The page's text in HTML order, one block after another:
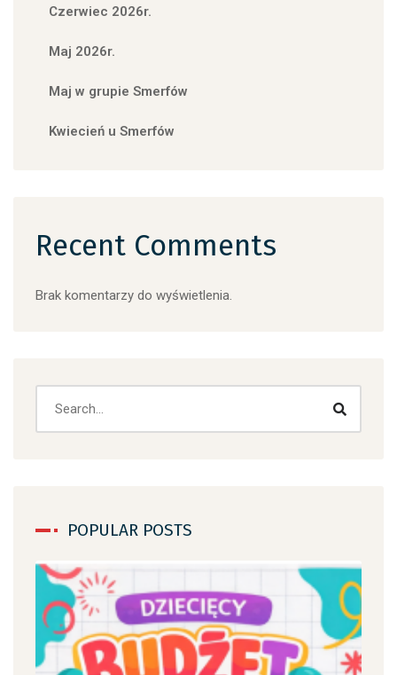
Czerwiec 2026r.
Maj 2026r.
Maj w grupie Smerfów
Kwiecień u Smerfów
Recent Comments
Brak komentarzy do wyświetlenia.
POPULAR POSTS